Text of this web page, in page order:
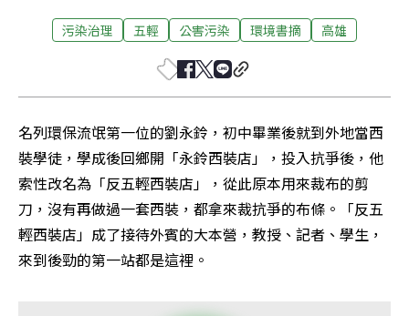
污染治理 五輕 公害污染 環境書摘 高雄
名列環保流氓第一位的劉永鈴，初中畢業後就到外地當西
裝學徒，學成後回鄉開「永鈴西裝店」，投入抗爭後，他
索性改名為「反五輕西裝店」，從此原本用來裁布的剪
刀，沒有再做過一套西裝，都拿來裁抗爭的布條。「反五
輕西裝店」成了接待外賓的大本營，教授、記者、學生，
來到後勁的第一站都是這裡。